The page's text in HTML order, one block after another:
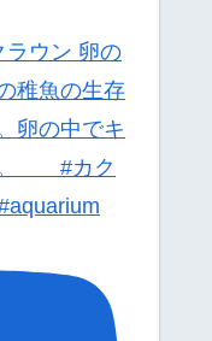
ラウン 卵の
稚魚の生存
卵の中でキ
。 #カク